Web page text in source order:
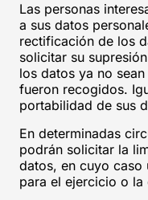
Las personas
a sus datos
rectificación de los
solicitar su
los datos ya no
fueron recogidos.
portabilidad de sus
En determinadas
podrán solicitar la
datos, en cuyo caso
para el ejercicio o la